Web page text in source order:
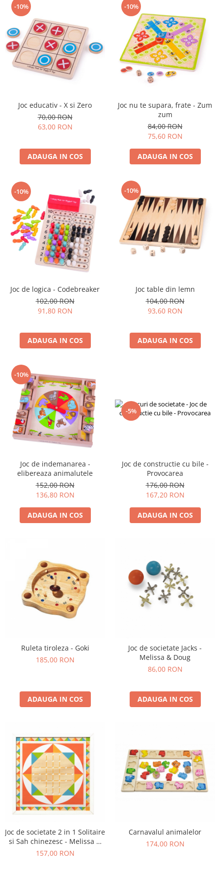
-10%
Joc educativ - X si Zero
70,00 RON
63,00 RON
ADAUGA IN COS
-10%
Joc nu te supara, frate - Zum
zum
84,00 RON
75,60 RON
ADAUGA IN COS
-10%
Joc de logica - Codebreaker
102,00 RON
91,80 RON
ADAUGA IN COS
-10%
Joc table din lemn
104,00 RON
93,60 RON
ADAUGA IN COS
-10%
Joc de indemanarea -
elibereaza animalutele
152,00 RON
136,80 RON
ADAUGA IN COS
-5%
Joc de constructie cu bile -
Provocarea
176,00 RON
167,20 RON
ADAUGA IN COS
Ruleta tiroleza - Goki
185,00 RON
ADAUGA IN COS
Joc de societate Jacks -
Melissa & Doug
86,00 RON
ADAUGA IN COS
Joc de societate 2 in 1 Solitaire
si Sah chinezesc - Melissa &
Doug
157,00 RON
Carnavalul animalelor
174,00 RON